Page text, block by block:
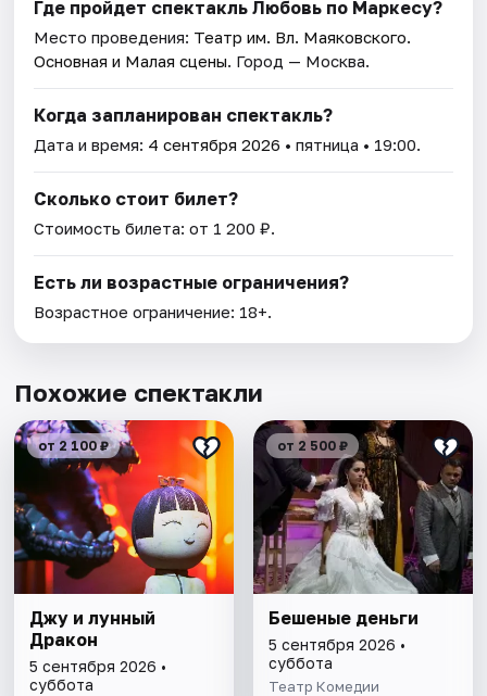
Где пройдет спектакль Любовь по Маркесу?
Место проведения: Театр им. Вл. Маяковского.
Основная и Малая сцены . Город — Москва.
Когда запланирован спектакль?
Дата и время: 4 сентября 2026 • пятница • 19:00.
Сколько стоит билет?
Стоимость билета: от 1 200 ₽.
Есть ли возрастные ограничения?
Возрастное ограничение: 18+.
Похожие спектакли
от 2 100 ₽
Джу и лунный
Дракон
5 сентября 2026 •
суббота
от 2 500 ₽
Бешеные деньги
5 сентября 2026 •
суббота
Театр Комедии